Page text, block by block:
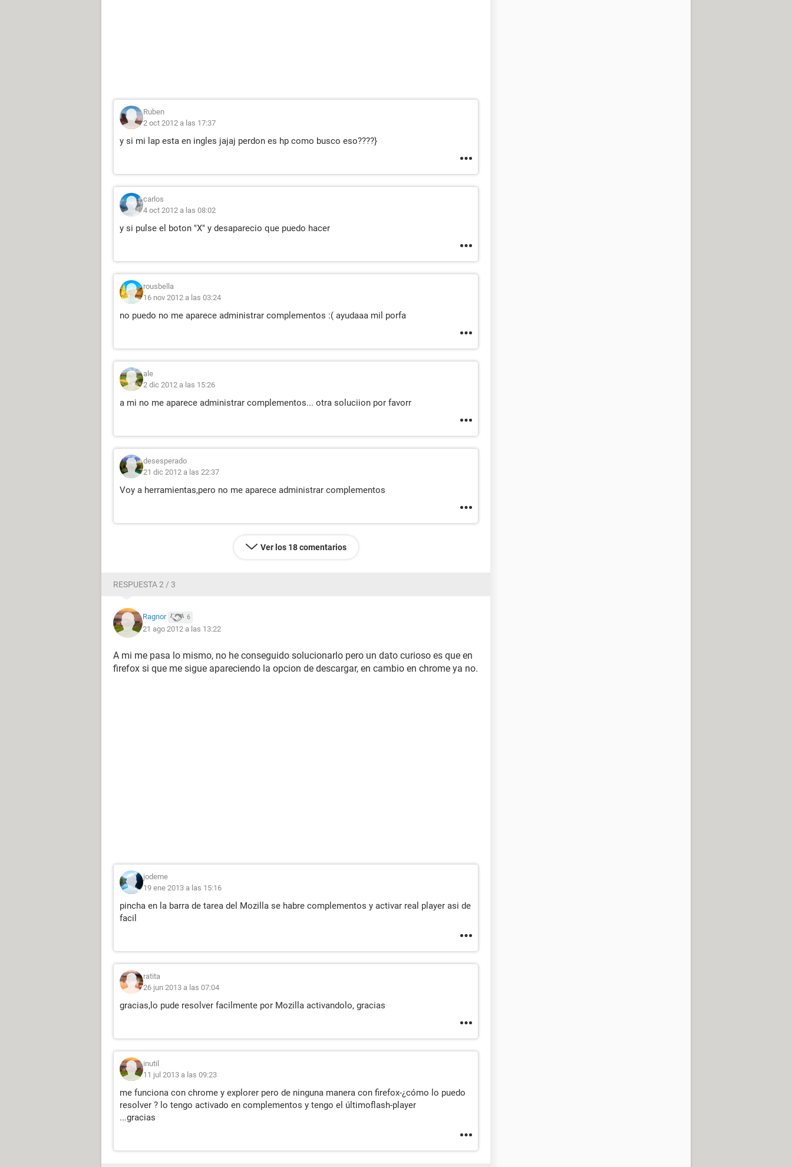
Ruben
2 oct 2012 a las 17:37
y si mi lap esta en ingles jajaj perdon es hp como busco eso????}
carlos
4 oct 2012 a las 08:02
y si pulse el boton "X" y desaparecio que puedo hacer
rousbella
16 nov 2012 a las 03:24
no puedo no me aparece administrar complementos :( ayudaaa mil porfa
ale
2 dic 2012 a las 15:26
a mi no me aparece administrar complementos... otra soluciion por favorr
desesperado
21 dic 2012 a las 22:37
Voy a herramientas,pero no me aparece administrar complementos
Ver los 18 comentarios
RESPUESTA 2 / 3
Ragnor 6
21 ago 2012 a las 13:22
A mi me pasa lo mismo, no he conseguido solucionarlo pero un dato curioso es que en
firefox si que me sigue apareciendo la opcion de descargar, en cambio en chrome ya no.
jodeme
19 ene 2013 a las 15:16
pincha en la barra de tarea del Mozilla se habre complementos y activar real player asi de
facil
ratita
26 jun 2013 a las 07:04
gracias,lo pude resolver facilmente por Mozilla activandolo, gracias
inutil
11 jul 2013 a las 09:23
me funciona con chrome y explorer pero de ninguna manera con firefox-¿cómo lo puedo
resolver ? lo tengo activado en complementos y tengo el últimoflash-player
...gracias